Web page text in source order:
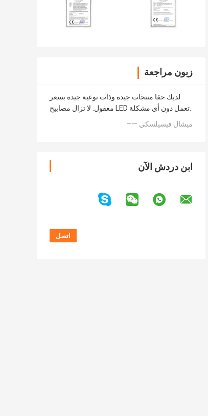
زبون مراجعة
لديك حقا منتجات جيدة وذات نوعية جيدة بسعر
معقول. لا تزال مصابيح LED تعمل دون أي مشكلة.
—— ميشال فيسيلسكي
ابن دردش الآن